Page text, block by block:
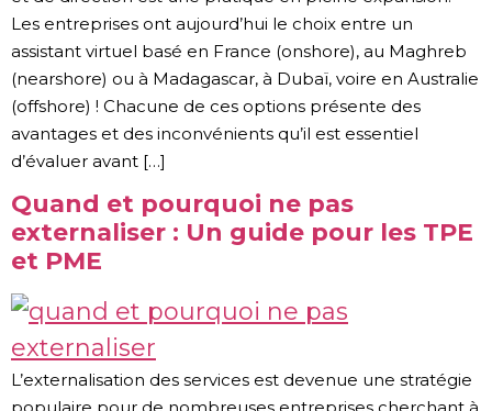
Les entreprises ont aujourd’hui le choix entre un
assistant virtuel basé en France (onshore), au Maghreb
(nearshore) ou à Madagascar, à Dubaï, voire en Australie
(offshore) ! Chacune de ces options présente des
avantages et des inconvénients qu’il est essentiel
d’évaluer avant […]
Quand et pourquoi ne pas
externaliser : Un guide pour les TPE
et PME
L’externalisation des services est devenue une stratégie